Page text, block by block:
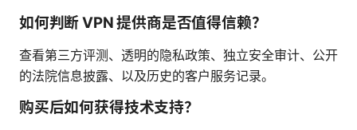
如何判断 VPN 提供商是否值得信赖？
查看第三方评测、透明的隐私政策、独立安全审计、公开
的法院信息披露、以及历史的客户服务记录。
购买后如何获得技术支持？